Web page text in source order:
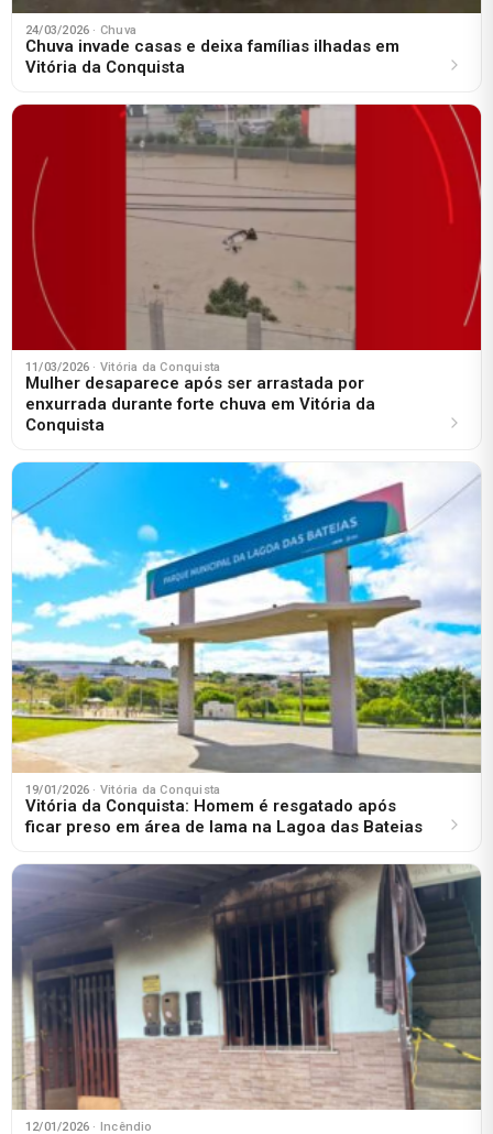
24/03/2026 · Chuva
Chuva invade casas e deixa famílias ilhadas em
Vitória da Conquista
11/03/2026 · Vitória da Conquista
Mulher desaparece após ser arrastada por
enxurrada durante forte chuva em Vitória da
Conquista
19/01/2026 · Vitória da Conquista
Vitória da Conquista: Homem é resgatado após
ficar preso em área de lama na Lagoa das Bateias
12/01/2026 · Incêndio